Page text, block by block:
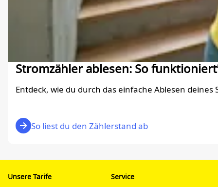
Stromzähler ablesen: So
Entdeck, wie du durch das einfache Ablesen
So liest du den Zählerstand ab
Unsere Tarife
Service